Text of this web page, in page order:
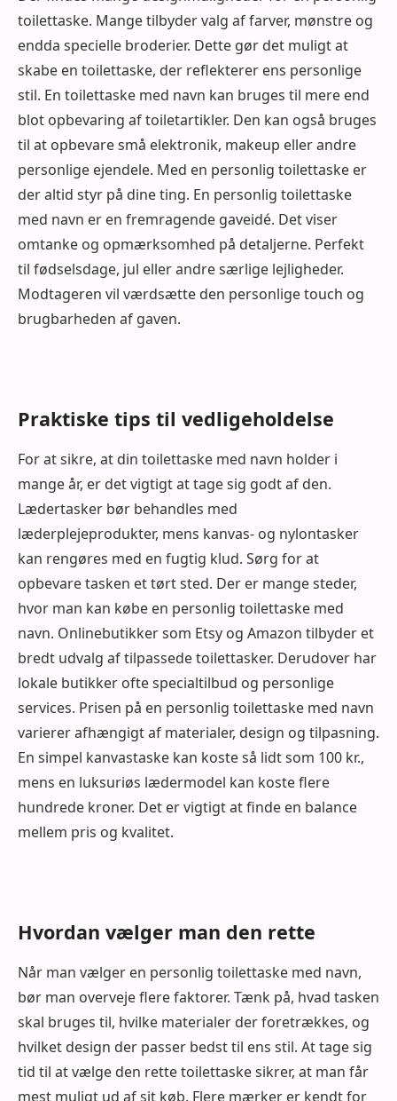
toilettaske. Mange tilbyder valg af farver, mønstre og
endda specielle broderier. Dette gør det muligt at
skabe en toilettaske, der reflekterer ens personlige
stil. En toilettaske med navn kan bruges til mere end
blot opbevaring af toiletartikler. Den kan også bruges
til at opbevare små elektronik, makeup eller andre
personlige ejendele. Med en personlig toilettaske er
der altid styr på dine ting. En personlig toilettaske
med navn er en fremragende gaveidé. Det viser
omtanke og opmærksomhed på detaljerne. Perfekt
til fødselsdage, jul eller andre særlige lejligheder.
Modtageren vil værdsætte den personlige touch og
brugbarheden af gaven.
Praktiske tips til vedligeholdelse
For at sikre, at din toilettaske med navn holder i
mange år, er det vigtigt at tage sig godt af den.
Lædertasker bør behandles med
læderplejeprodukter, mens kanvas- og nylontasker
kan rengøres med en fugtig klud. Sørg for at
opbevare tasken et tørt sted. Der er mange steder,
hvor man kan købe en personlig toilettaske med
navn. Onlinebutikker som Etsy og Amazon tilbyder et
bredt udvalg af tilpassede toilettasker. Derudover har
lokale butikker ofte specialtilbud og personlige
services. Prisen på en personlig toilettaske med navn
varierer afhængigt af materialer, design og tilpasning.
En simpel kanvastaske kan koste så lidt som 100 kr.,
mens en luksuriøs lædermodel kan koste flere
hundrede kroner. Det er vigtigt at finde en balance
mellem pris og kvalitet.
Hvordan vælger man den rette
Når man vælger en personlig toilettaske med navn,
bør man overveje flere faktorer. Tænk på, hvad tasken
skal bruges til, hvilke materialer der foretrækkes, og
hvilket design der passer bedst til ens stil. At tage sig
tid til at vælge den rette toilettaske sikrer, at man får
mest muligt ud af sit køb. Flere mærker er kendt for